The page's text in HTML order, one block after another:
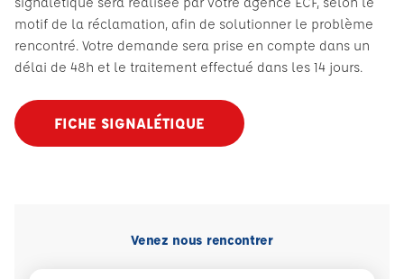
motif de la réclamation, afin de solutionner le problème
rencontré. Votre demande sera prise en compte dans un
délai de 48h et le traitement effectué dans les 14 jours.
FICHE SIGNALÉTIQUE
Venez nous rencontrer